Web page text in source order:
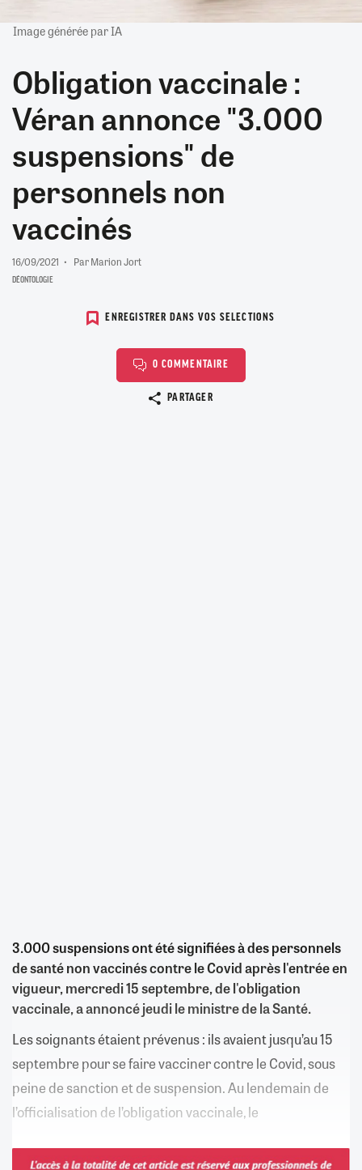
Image générée par IA
Obligation vaccinale :
Véran annonce "3.000
suspensions" de
personnels non
vaccinés
16/09/2021 Par Marion Jort
DÉONTOLOGIE
ENREGISTRER DANS VOS SELECTIONS
0 COMMENTAIRE
PARTAGER
3.000 suspensions ont été signifiées à des personnels
de santé non vaccinés contre le Covid après l'entrée en
vigueur, mercredi 15 septembre, de l'obligation
vaccinale, a annoncé jeudi le ministre de la Santé.
Les soignants étaient prévenus : ils avaient jusqu’au 15
septembre pour se faire vacciner contre le Covid, sous
peine de sanction et de suspension. Au lendemain de
l’officialisation de l’obligation vaccinale, le